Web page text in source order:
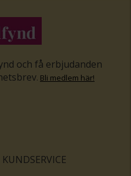
och få erbjudanden
. Bli medlem här!
KUNDSERVICE